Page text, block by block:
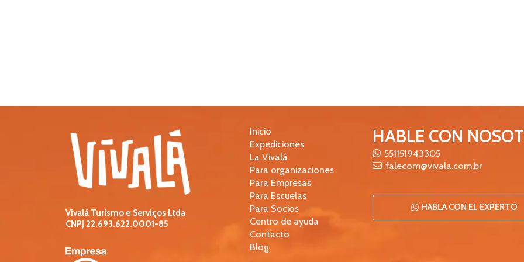
Vivalá Turismo e Serviços Ltda
CNPJ 22.693.622.0001-85
Inicio
Expediciones
La Vivalá
Para organizaciones
Para Empresas
Para Escuelas
Para Socios
Centro de ayuda
Contacto
Blog
HABLE CON
551151943305
falecom@vivala.com.br
HABLA CON EL EXPERTO